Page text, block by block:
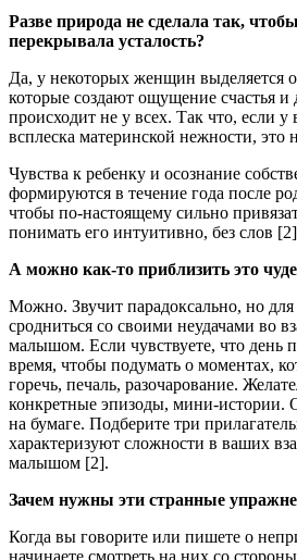
Разве природа не сделала так,
перекрывала усталость?
Да, у некоторых женщин выделяется
которые создают ощущение счастья
происходит не у всех. Так что, если у
всплеска материнской нежности, это
Чувства к ребенку и осознание
формируются в течение года после
чтобы по-настоящему сильно
понимать его интуитивно, без слов
А можно как-то приблизить это
Можно. Звучит парадоксально, но
сродниться со своими неудачами во
малышом. Если чувствуете, что день
время, чтобы подумать о моментах,
горечь, печаль, разочарование.
конкретные эпизоды, мини-истории.
на бумаге. Подберите три
характеризуют сложности в ваших
малышом [2].
Зачем нужны эти странные
Когда вы говорите или пишете о
начинаете смотреть на них со